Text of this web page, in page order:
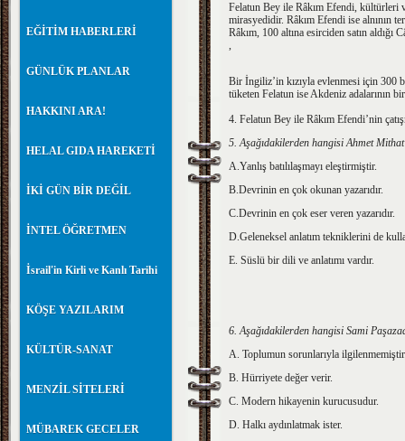
EĞİTİM HABERLERİ
GÜNLÜK PLANLAR
HAKKINI ARA!
HELAL GIDA HAREKETİ
İKİ GÜN BİR DEĞİL
İNTEL ÖĞRETMEN
İsrail'in Kirli ve Kanlı Tarihi
KÖŞE YAZILARIM
KÜLTÜR-SANAT
MENZİL SİTELERİ
MÜBAREK GECELER
Felatun Bey ile Râkım Efendi, kültürleri
mirasyedidir. Râkım Efendi ise alnının
Râkım, 100 altına esirciden satın aldığı
,
Bir İngiliz’in kızıyla evlenmesi için 300
tüketen Felatun ise Akdeniz adalarının
4. Felatun Bey ile Râkım Efendi’nin
5. Aşağıdakilerden hangisi Ahmet
A.Yanlış batılılaşmayı eleştirmiştir.
B.Devrinin en çok okunan yazarıdır.
C.Devrinin en çok eser veren yazarıdır.
D.Geleneksel anlatım tekniklerini de
E. Süslü bir dili ve anlatımı vardır.
6. Aşağıdakilerden hangisi Sami
A. Toplumun sorunlarıyla
B. Hürriyete değer verir.
C. Modern hikayenin kurucusudur.
D. Halkı aydınlatmak ister.